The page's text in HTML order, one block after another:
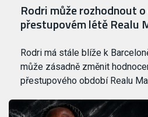
Rodri může rozhodnout
přestupovém létě Realu
Rodri má stále blíže k
může zásadně změnit
přestupového období Realu